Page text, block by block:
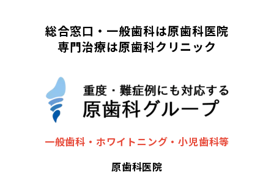
総合窓口・一般歯科は原歯科医院
専門治療は原歯科クリニック
一般歯科・ホワイトニング・小児歯科等
原歯科医院